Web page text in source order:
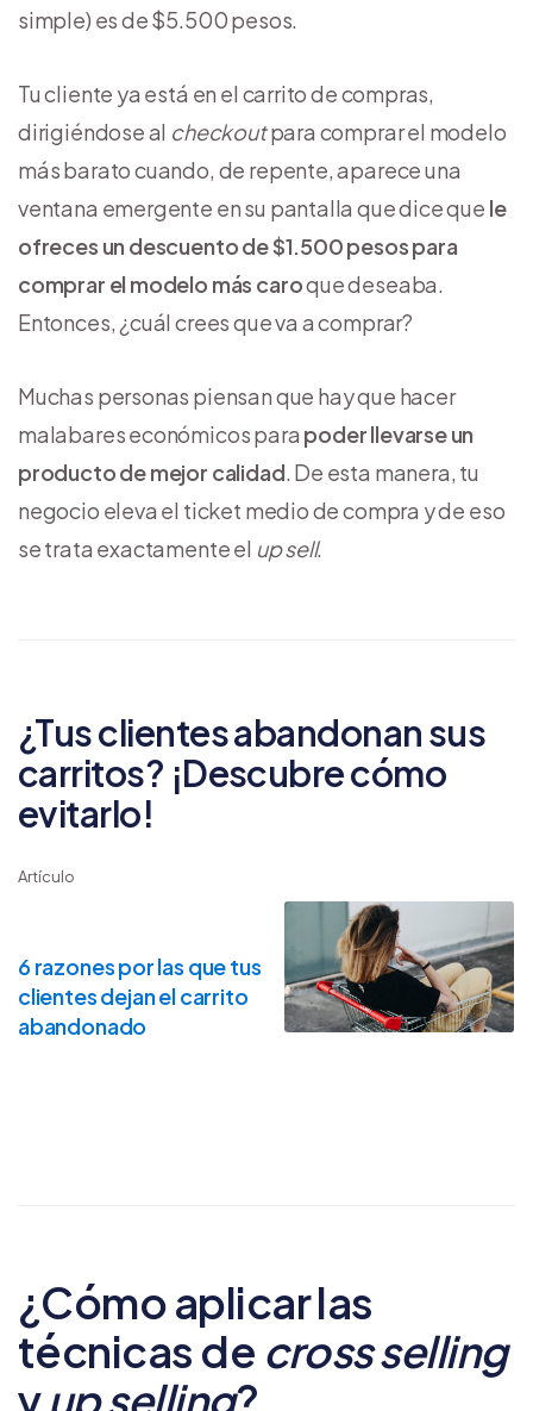
simple) es de $5.500 pesos.
Tu cliente ya está en el carrito de compras,
dirigiéndose al checkoutpara comprar el modelo
más barato cuando, de repente, aparece una
ventana emergente en su pantalla que dice que le
ofreces un descuento de $1.500 pesos para
comprar el modelo más caroque deseaba.
Entonces, ¿cuál crees que va a comprar?
Muchas personas piensan que hay que hacer
malabares económicos para poder llevarse un
producto de mejor calidad. De esta manera, tu
negocio eleva el ticket medio de compra y de eso
se trata exactamente el up sell.
¿Tus clientes abandonan sus
carritos? ¡Descubre cómo
evitarlo!
Artículo
6 razones por las que tus
clientes dejan el carrito
abandonado
¿Cómo aplicar las
técnicas de cross selling
yup selling?